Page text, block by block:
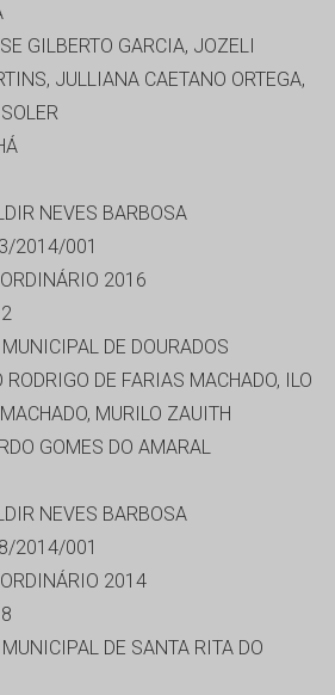
GILBERTO GARCIA, JOZELI
JULLIANA CAETANO ORTEGA,
NEVES BARBOSA
2014/001
2016
DE DOURADOS
RODRIGO DE FARIAS MACHADO, ILO
MURILO ZAUITH
GOMES DO AMARAL
NEVES BARBOSA
2014/001
2014
DE SANTA RITA DO